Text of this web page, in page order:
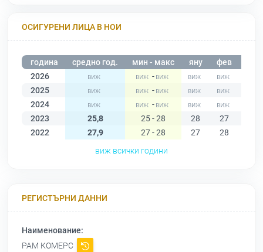
ОСИГУРЕНИ ЛИЦА В НОИ
година средно год. мин - макс яну фев
2026
-
2025
-
2024
-
2023
25,8 25 - 28 28 27
2022
27,9 27 - 28 27 28
виж всички години
РЕГИСТЪРНИ ДАННИ
Наименование:
РАМ КОМЕРС